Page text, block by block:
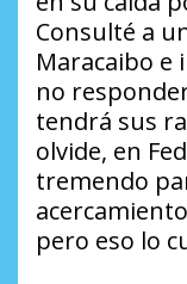
Consulté a
Maracaibo e
no
tendrá sus
olvide, en
tremendo
pero eso lo